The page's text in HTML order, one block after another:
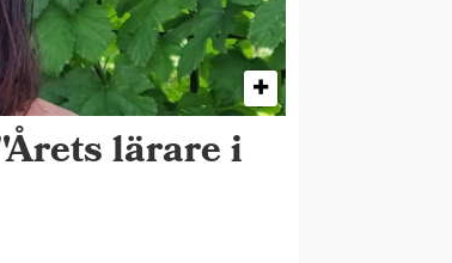
lärare i